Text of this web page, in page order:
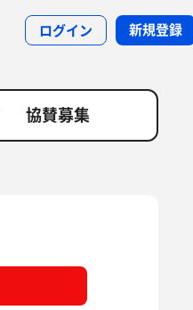
ログイン 新規登録
協賛募集